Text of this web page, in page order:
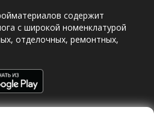
содержит
с широкой номенклатурой
отделочных, ремонтных,